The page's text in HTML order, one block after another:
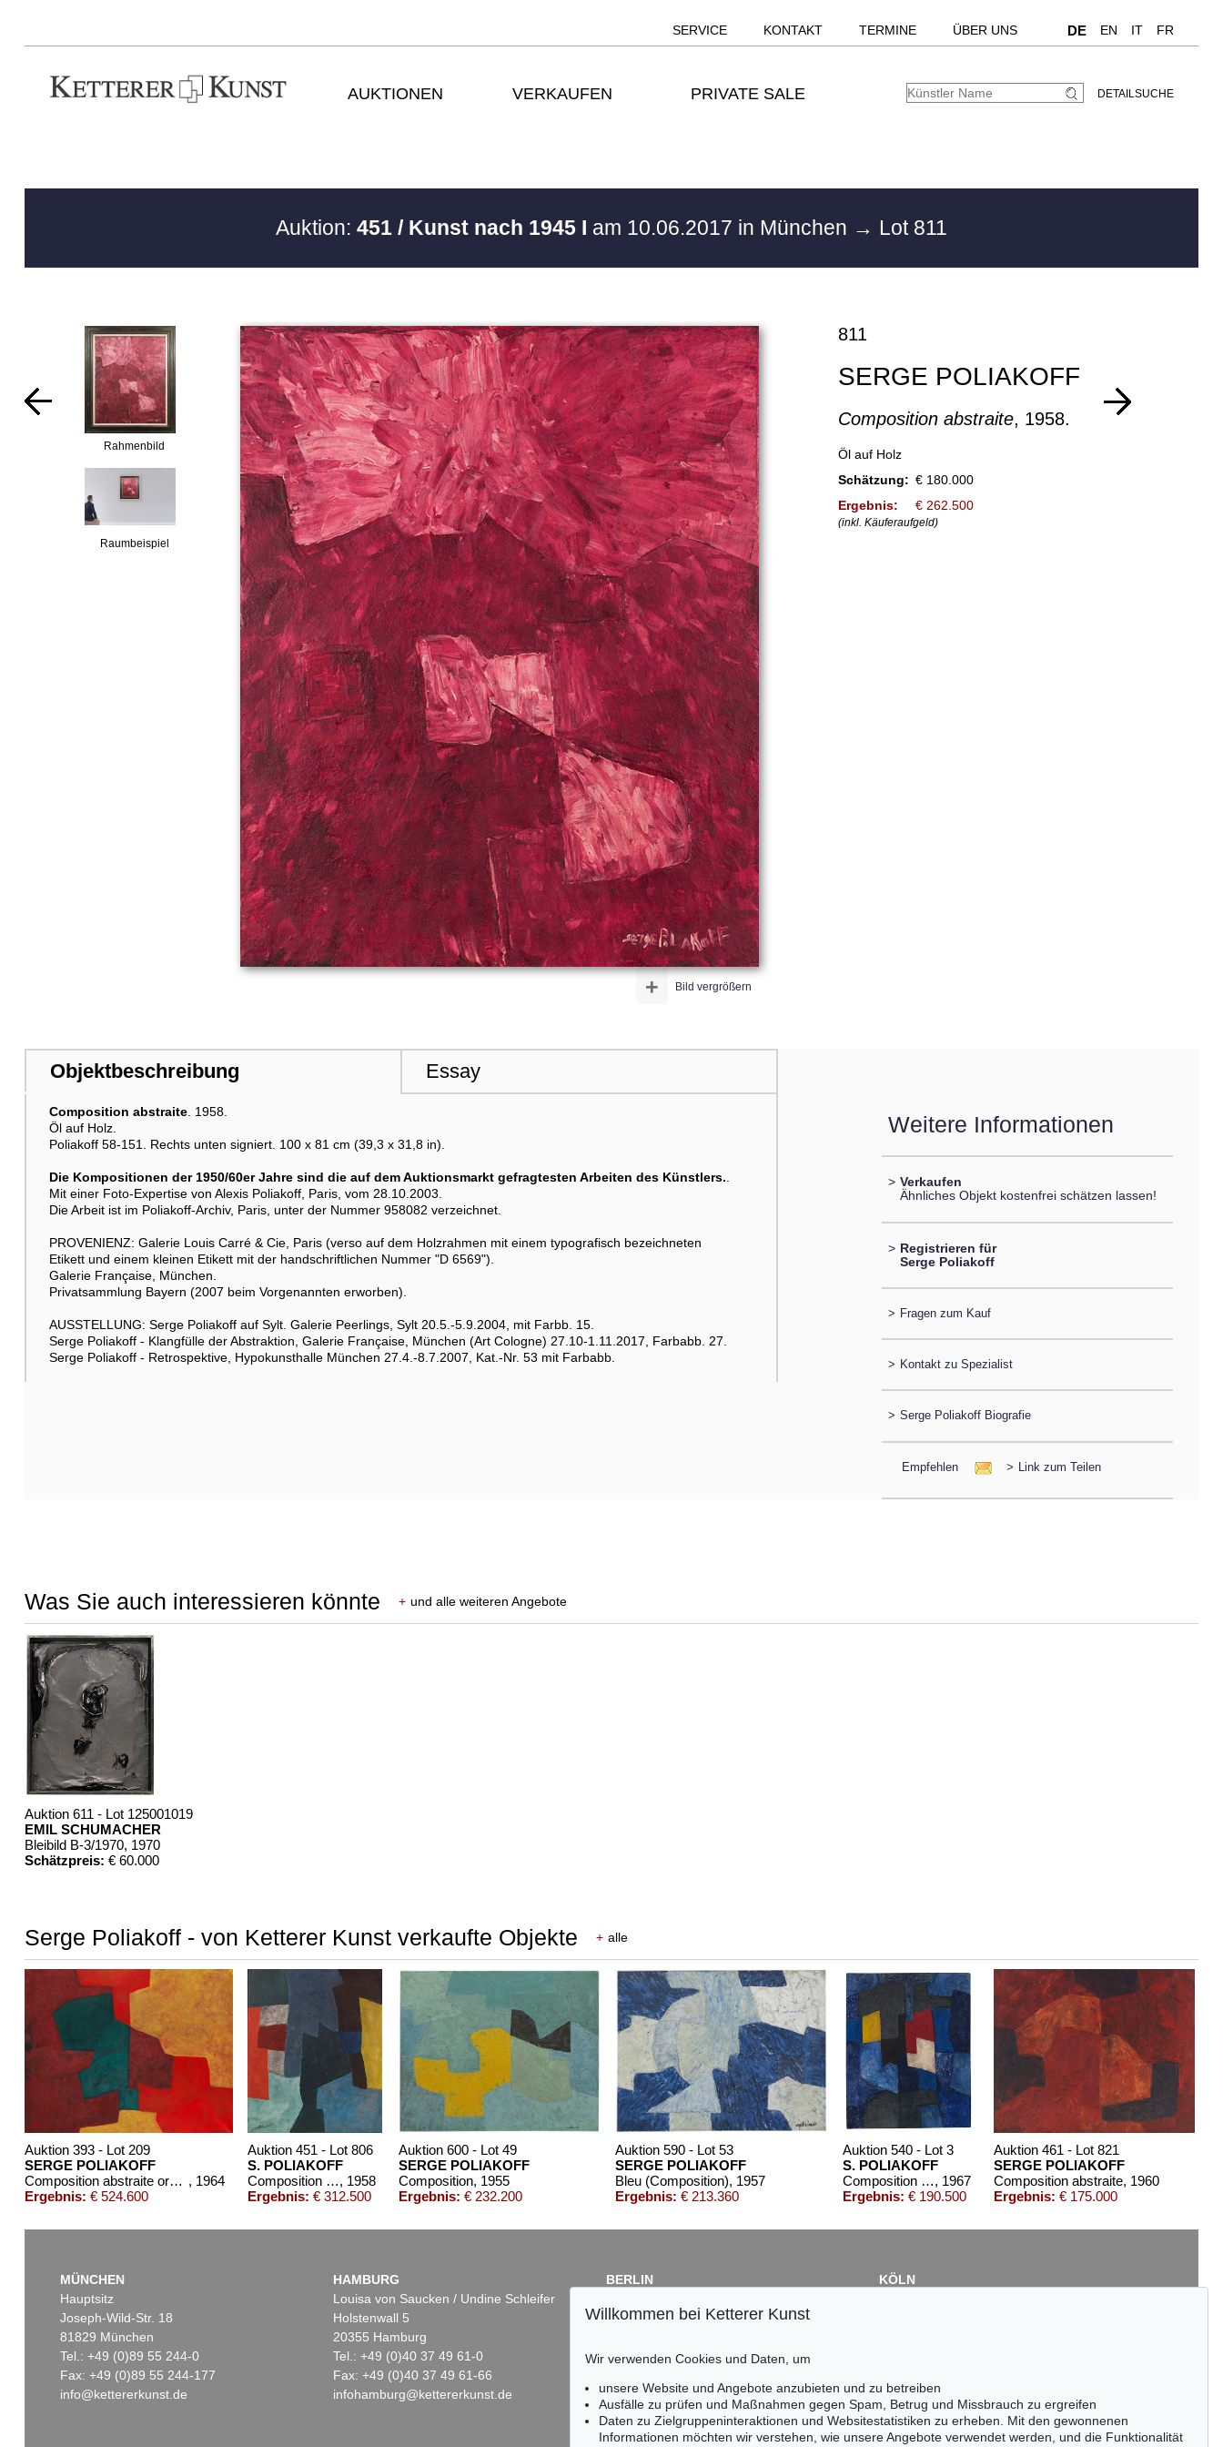
SERVICE KONTAKT TERMINE ÜBER UNS DE EN IT FR
AUKTIONEN VERKAUFEN PRIVATE SALE DETAILSUCHE
Auktion: 451 / Kunst nach 1945 I am 10.06.2017 in München → Lot 811
Rahmenbild
Raumbeispiel
Bild vergrößern
+
811
SERGE POLIAKOFF
Composition abstraite, 1958.
Öl auf Holz
Schätzung: € 180.000
Ergebnis:
€ 262.500
(inkl. Käuferaufgeld)
Objektbeschreibung Essay
Composition abstraite. 1958.
Öl auf Holz.
Poliakoff 58-151. Rechts unten signiert. 100 x 81 cm (39,3 x 31,8 in).
Die Kompositionen der 1950/60er Jahre sind die auf dem Auktionsmarkt gefragtesten Arbeiten des Künstlers.
Mit einer Foto-Expertise von Alexis Poliakoff, Paris, vom 28.10.2003.
Die Arbeit ist im Poliakoff-Archiv, Paris, unter der Nummer 958082 verzeichnet.
PROVENIENZ: Galerie Louis Carré & Cie, Paris (verso auf dem Holzrahmen mit einem typografisch bezeichneten
Etikett und einem kleinen Etikett mit der handschriftlichen Nummer "D 6569").
Galerie Française, München.
Privatsammlung Bayern (2007 beim Vorgenannten erworben).
AUSSTELLUNG: Serge Poliakoff auf Sylt. Galerie Peerlings, Sylt 20.5.-5.9.2004, mit Farbb. 15.
Serge Poliakoff - Klangfülle der Abstraktion, Galerie Française, München (Art Cologne) 27.10-1.11.2017, Farbabb. 27.
Serge Poliakoff - Retrospektive, Hypokunsthalle München 27.4.-8.7.2007, Kat.-Nr. 53 mit Farbabb.
Weitere Informationen
> Verkaufen
Ähnliches Objekt kostenfrei schätzen lassen!
> Registrieren für
Serge Poliakoff
> Fragen zum Kauf
> Kontakt zu Spezialist
> Serge Poliakoff Biografie
Empfehlen > Link zum Teilen
Was Sie auch interessieren könnte + und alle weiteren Angebote
Auktion 611 - Lot 125001019
EMIL SCHUMACHER
Bleibild B-3/1970, 1970
Schätzpreis: € 60.000
Serge Poliakoff - von Ketterer Kunst verkaufte Objekte + alle
Auktion 393 - Lot 209
SERGE POLIAKOFF
Composition abstraite orange, jaune, vert, lie de vin , 1964
Ergebnis: € 524.600
Auktion 451 - Lot 806
S. POLIAKOFF
Composition abstraite, 1958
Ergebnis: € 312.500
Auktion 600 - Lot 49
SERGE POLIAKOFF
Composition, 1955
Ergebnis: € 232.200
Auktion 590 - Lot 53
SERGE POLIAKOFF
Bleu (Composition), 1957
Ergebnis: € 213.360
Auktion 540 - Lot 3
S. POLIAKOFF
Composition abstraite, 1967
Ergebnis: € 190.500
Auktion 461 - Lot 821
SERGE POLIAKOFF
Composition abstraite, 1960
Ergebnis: € 175.000
Auktion 548 - Lot 137
Auktion 496 - Lot 170
Auktion 461 - Lot 817
Auktion 461 - Lot 819
S. POLIAKOFF
Composition abstraite , 1965
Auktion 525 - Lot 208
SERGE POLIAKOFF
Composition abstraite
, 1963
Auktion 520 - Lot 348
S. POLIAKOFF
Composition abstraite , 1951
MÜNCHEN
Hauptsitz
Joseph-Wild-Str. 18
81829 München
Tel.: +49 (0)89 55 244-0
Fax: +49 (0)89 55 244-177
info@kettererkunst.de
HAMBURG
Louisa von Saucken / Undine Schleifer
Holstenwall 5
20355 Hamburg
Tel.: +49 (0)40 37 49 61-0
Fax: +49 (0)40 37 49 61-66
infohamburg@kettererkunst.de
BERLIN
Fasanenstr. 70
Tel.: +49 (0)30 88 67 53-63
infoberlin@kettererkunst.de
KÖLN
Willkommen bei Ketterer Kunst
Wir verwenden Cookies und Daten, um
unsere Website und Angebote anzubieten und zu betreiben
Ausfälle zu prüfen und Maßnahmen gegen Spam, Betrug und Missbrauch zu ergreifen
Daten zu Zielgruppeninteraktionen und Websitestatistiken zu erheben. Mit den gewonnenen
Informationen möchten wir verstehen, wie unsere Angebote verwendet werden, und die Funktionalität